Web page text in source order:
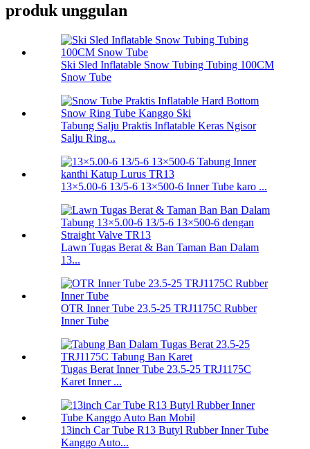
produk unggulan
Ski Sled Inflatable Snow Tubing Tubing 100CM
Snow Tube
Tabung Salju Praktis Inflatable Keras Ngisor
Salju Ring...
13×5.00-6 13/5-6 13×500-6 Inner Tube karo ...
Lawn Tugas Berat & Ban Taman Ban Dalam
13...
OTR Inner Tube 23.5-25 TRJ1175C Rubber
Inner Tube
Tugas Berat Inner Tube 23.5-25 TRJ1175C
Karet Inner ...
13inch Car Tube R13 Butyl Rubber Inner Tube
Kanggo Auto...